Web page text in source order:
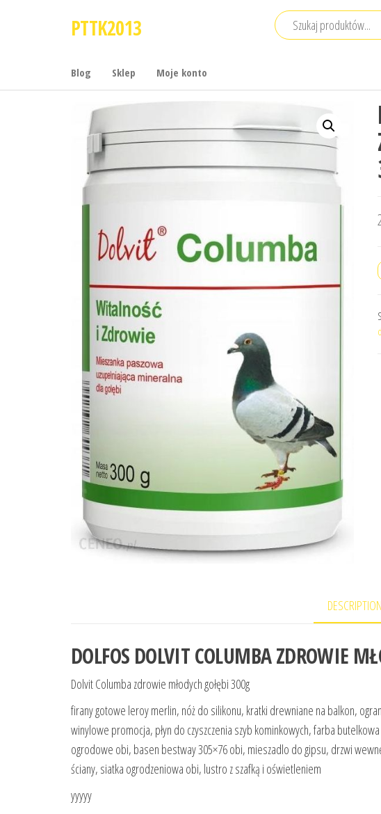
PTTK2013
Blog Sklep Moje konto
DESCRIPTION
DOLFOS DOLVIT COLUMBA ZDROWIE
Dolvit Columba zdrowie młodych gołębi 300g
firany gotowe leroy merlin, nóż do silikonu, kratki drewniane na balkon,
winylowe promocja, płyn do czyszczenia szyb kominkowych, farba
ogrodowe obi, basen bestway 305×76 obi, mieszadlo do gipsu, drzwi
ściany, siatka ogrodzeniowa obi, lustro z szafką i oświetleniem
yyyyy